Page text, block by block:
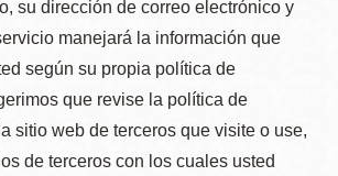
su dirección de correo electrónico y
manejará la información que
según su propia política de
que revise la política de
sitio web de terceros que visite o use,
de terceros con los cuales usted